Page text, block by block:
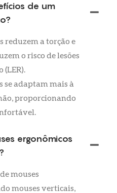
de um
reduzem a torção e
o risco de lesões
se adaptam mais à
proporcionando
ergonômicos
mouses
mouses verticais,